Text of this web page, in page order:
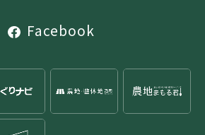
Facebook